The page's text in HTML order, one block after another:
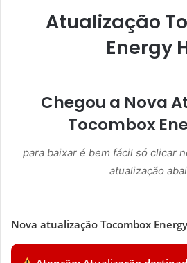
Atualização
Energy
Chegou a Nova
Tocombox
para baixar é bem fácil só clicar
atualização
Nova atualização Tocombox